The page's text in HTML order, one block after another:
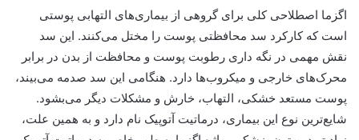
اگزما اصطلاحی کلی برای گروهی از بیماری‌های التهابی پوستی
است که کارکرد سد محافظتی پوست را مختل می‌کنند. این سد
نقش مهمی در نگه داری رطوبت پوست و محافظت از بدن در برابر
محرک‌های خارجی و میکروب‌ها دارد. هنگامی این سد صدمه می‌بیند،
پوست مستعد خشکی، التهاب، خارش و مشکلات دیگر می‌بشود.
شایع‌ترین نوع این بیماری، درماتیت آتوپیک نام دارد و به همین علت،